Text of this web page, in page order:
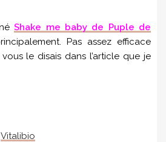
Shake me baby de Puple de
Pas assez efficace
le disais dans l’article que je
Vitalibio